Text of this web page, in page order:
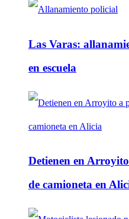
Las Varas:
en escuela
Detienen en
de camioneta en